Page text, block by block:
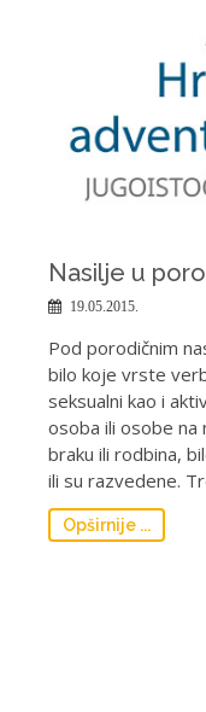
Nasilje u
19.05.2015.
Pod porodičnim
bilo koje vrste
seksualni kao i
osoba ili osobe na
braku ili rodbina,
ili su razvedene.
Opširnije ...